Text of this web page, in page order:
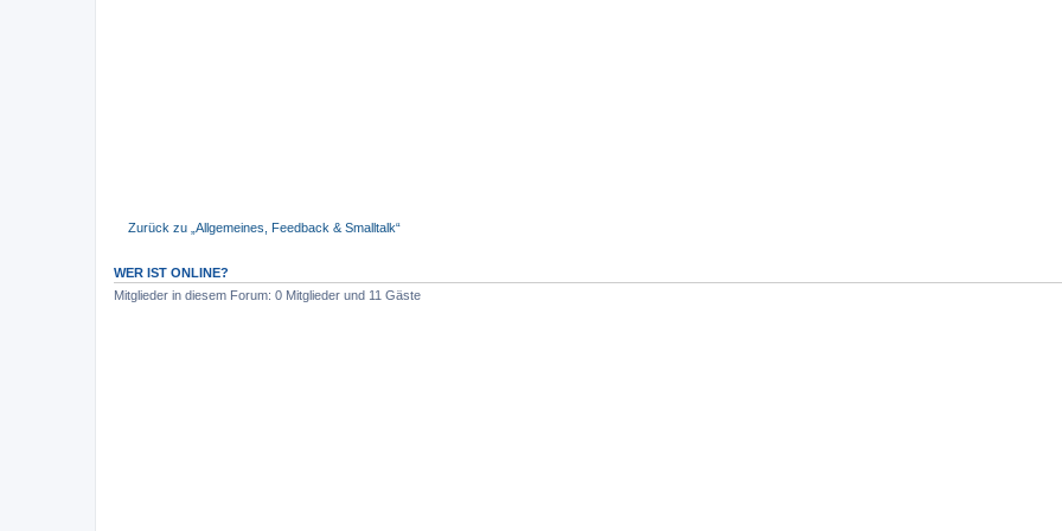
Zurück zu „Allgemeines, Feedback & Smalltalk“
WER IST ONLINE?
Mitglieder in diesem Forum: 0 Mitglieder und 11 Gäste